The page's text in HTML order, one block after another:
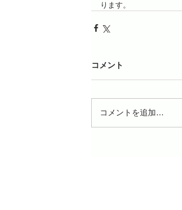
ります。
コメント
コメントを追加…